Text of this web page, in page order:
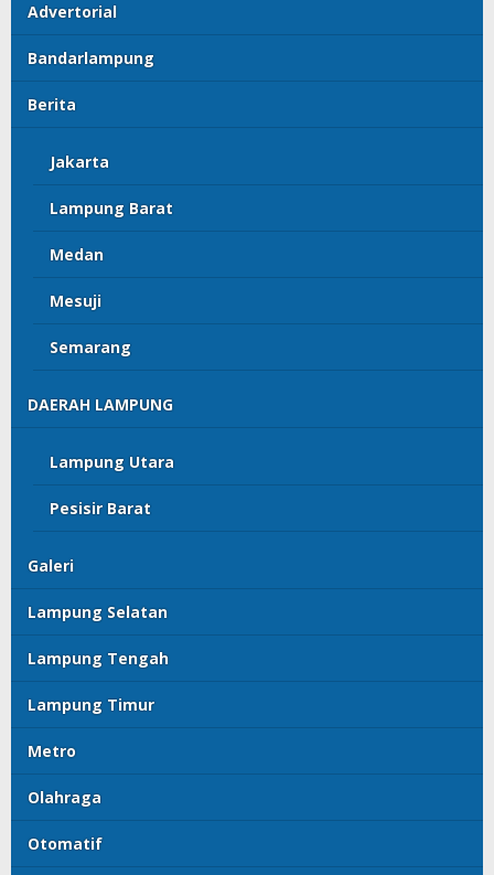
Advertorial
Bandarlampung
Berita
Jakarta
Lampung Barat
Medan
Mesuji
Semarang
DAERAH LAMPUNG
Lampung Utara
Pesisir Barat
Galeri
Lampung Selatan
Lampung Tengah
Lampung Timur
Metro
Olahraga
Otomatif